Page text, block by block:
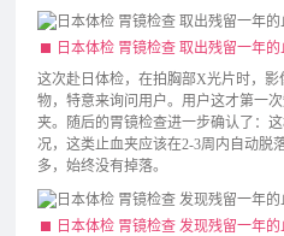
日本体检 胃镜检查 取出残留一年
这次赴日体检，在拍胸部X光片时，
物，特意来询问用户。用户这才第一
夹。随后的胃镜检查进一步确认了：
况，这类止血夹应该在2-3周内自动脱
多，始终没有掉落。
日本体检 胃镜检查 发现残留一年